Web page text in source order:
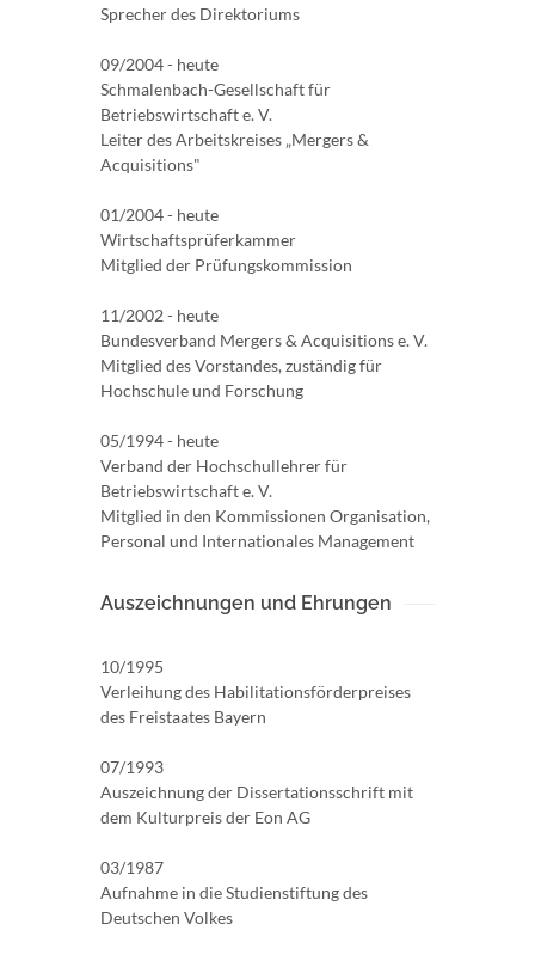
Sprecher des Direktoriums
09/2004 - heute
Schmalenbach-Gesellschaft für
Betriebswirtschaft e. V.
Leiter des Arbeitskreises „Mergers &
Acquisitions"
01/2004 - heute
Wirtschaftsprüferkammer
Mitglied der Prüfungskommission
11/2002 - heute
Bundesverband Mergers & Acquisitions e. V.
Mitglied des Vorstandes, zuständig für
Hochschule und Forschung
05/1994 - heute
Verband der Hochschullehrer für
Betriebswirtschaft e. V.
Mitglied in den Kommissionen Organisation,
Personal und Internationales Management
Auszeichnungen und Ehrungen
10/1995
Verleihung des Habilitationsförderpreises
des Freistaates Bayern
07/1993
Auszeichnung der Dissertationsschrift mit
dem Kulturpreis der Eon AG
03/1987
Aufnahme in die Studienstiftung des
Deutschen Volkes